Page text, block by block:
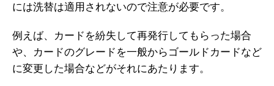
には洗替は適用されないので注意が必要です。
例えば、カードを紛失して再発行してもらった場合
や、カードのグレードを一般からゴールドカードなど
に変更した場合などがそれにあたります。